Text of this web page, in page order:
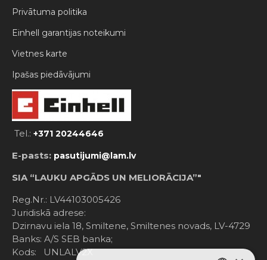
Privātuma politika
Einhell garantijas noteikumi
Vietnes karte
Ipašas piedāvājumi
Tel.: +371 20244646
E-pasts: pasutijumi@lam.lv
SIA “LAUKU APGĀDS UN MELIORĀCIJA”"
Reg.Nr.: LV44103005426
Juridiskā adrese:
Dzirnavu iela 18, Smiltene, Smiltenes novads, LV-4729
Banks: A/S SEB banka;
Kods: UNLALV2X